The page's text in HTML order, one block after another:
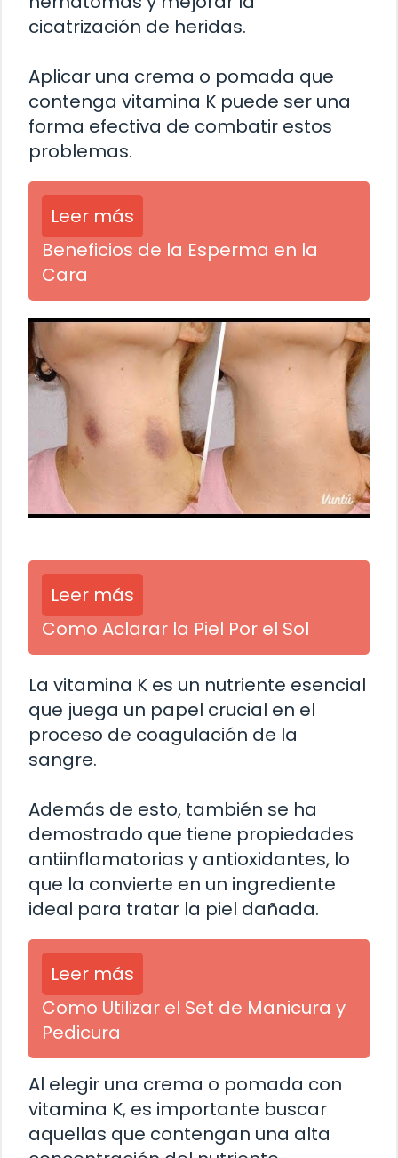
cicatrización de heridas.
Aplicar una crema o pomada que
contenga vitamina K puede ser una
forma efectiva de combatir estos
problemas.
Leer más
Beneficios de la Esperma en la
Cara
Leer más
Como Aclarar la Piel Por el Sol
La vitamina K es un nutriente esencial
que juega un papel crucial en el
proceso de coagulación de la
sangre.
Además de esto, también se ha
demostrado que tiene propiedades
antiinflamatorias y antioxidantes, lo
que la convierte en un ingrediente
ideal para tratar la piel dañada.
Leer más
Como Utilizar el Set de Manicura y
Pedicura
Al elegir una crema o pomada con
vitamina K, es importante buscar
aquellas que contengan una alta